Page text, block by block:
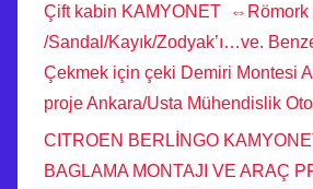
Çift kabin KAMYONET ⇔Römork
/Sandal/Kayık/Zodyak’ı…ve.
Çekmek için çeki Demiri Montesi
proje Ankara/Usta Mühendislik
CITROEN BERLİNGO
BAGLAMA MONTAJI VE ARAÇ